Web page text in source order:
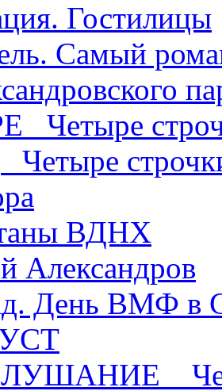
Гостилицы
Самый
_Четыре
ВДНХ
Александров
День ВМФ в
_